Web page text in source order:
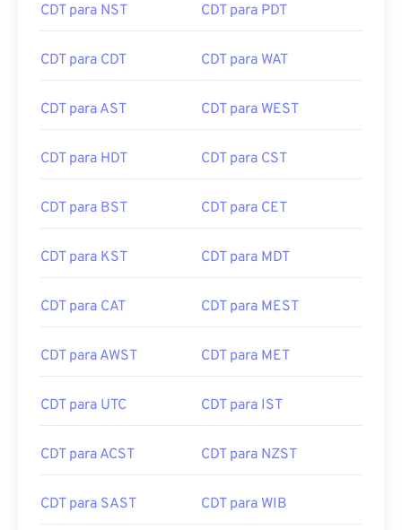
CDT para NST CDT para PDT
CDT para CDT CDT para WAT
CDT para AST CDT para WEST
CDT para HDT CDT para CST
CDT para BST CDT para CET
CDT para KST CDT para MDT
CDT para CAT CDT para MEST
CDT para AWST CDT para MET
CDT para UTC CDT para IST
CDT para ACST CDT para NZST
CDT para SAST CDT para WIB